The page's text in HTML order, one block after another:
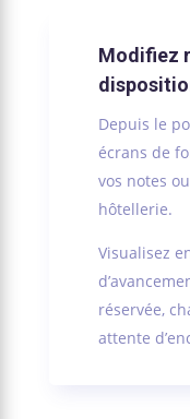
Modifiez
Depuis le
écrans de
vos notes
hôtellerie.
Visualisez
réservée,
attente